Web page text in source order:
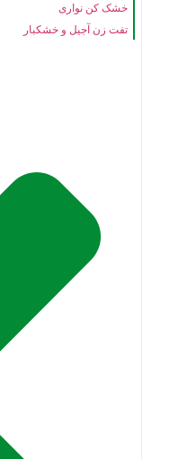
خشک کن نواری
تفت زن آجیل و خشکبار